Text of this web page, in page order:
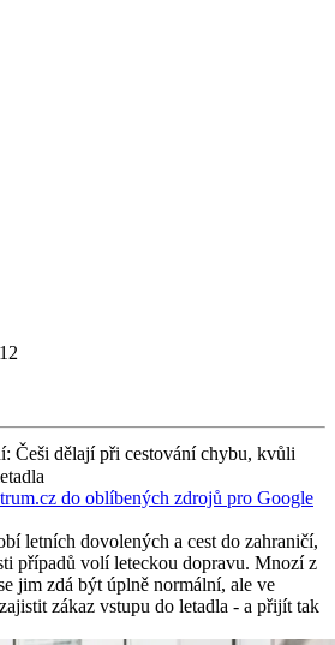
Češi dělají při cestování chybu, kvůli
do oblíbených zdrojů pro Google
letních dovolených a cest do zahraničí,
případů volí leteckou dopravu. Mnozí z
jim zdá být úplně normální, ale ve
zákaz vstupu do letadla - a přijít tak